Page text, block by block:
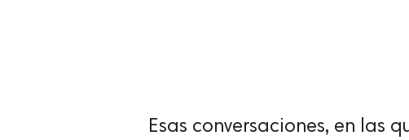
Esas conversaciones, en las